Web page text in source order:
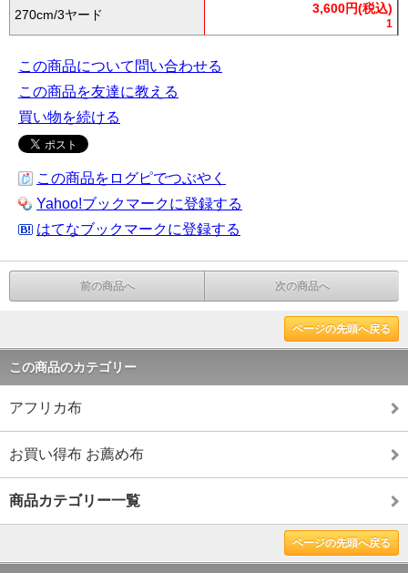
270cm/3ヤード 3,600円(税込)
1
この商品について問い合わせる
この商品を友達に教える
買い物を続ける
この商品をログピでつぶやく
Yahoo!ブックマークに登録する
はてなブックマークに登録する
前の商品へ 次の商品へ
ページの先頭へ戻る
この商品のカテゴリー
アフリカ布
お買い得布 お薦め布
商品カテゴリー一覧
ページの先頭へ戻る